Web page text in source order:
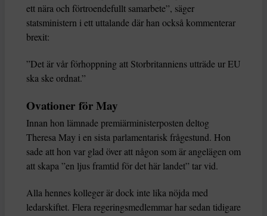
ett nära och förtroendefullt samarbete”, säger
statsministern i ett uttalande där han också kommenterar
brexit:
”Det är vår förhoppning att Storbritanniens utträde ur EU
ska ske ordnat.”
Ovationer för May
Innan hon lämnade premiärministerposten deltog
Theresa May i en sista parlamentarisk frågestund. Hon
sade att hon var glad över att någon som är angelägen om
att skapa ”en ljus framtid för det här landet” tar vid.
Alla hennes kolleger är dock inte lika nöjda med
ledarskiftet. Flera regeringsmedlemmar har sedan tidigare